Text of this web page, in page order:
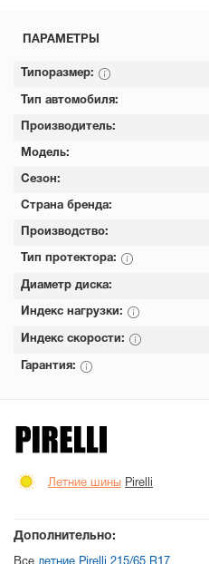
ПАРАМЕТРЫ
Типоразмер:
Тип автомобиля:
Производитель:
Модель:
Сезон:
Страна бренда:
Производство:
Тип протектора:
Диаметр диска:
Индекс нагрузки:
Индекс скорости:
Гарантия:
Летние шины Pirelli
Дополнительно: